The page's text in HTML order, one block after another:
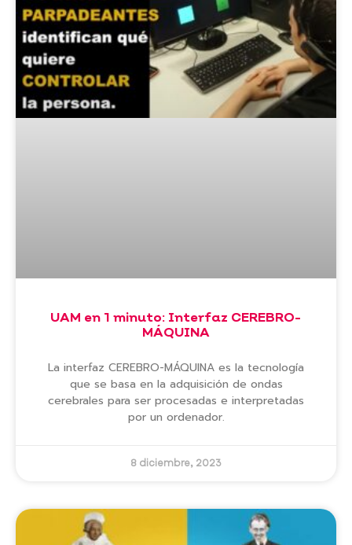
UAM en 1 minuto: Interfaz CEREBRO-
MÁQUINA
La interfaz CEREBRO-MÁQUINA es la tecnología
que se basa en la adquisición de ondas
cerebrales para ser procesadas e interpretadas
por un ordenador.
8 diciembre, 2023